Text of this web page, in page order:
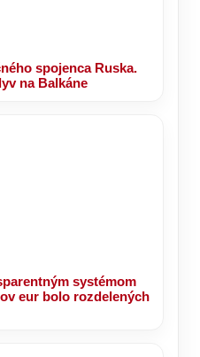
spojenca Ruska.
na Balkáne
systémom
eur bolo rozdelených